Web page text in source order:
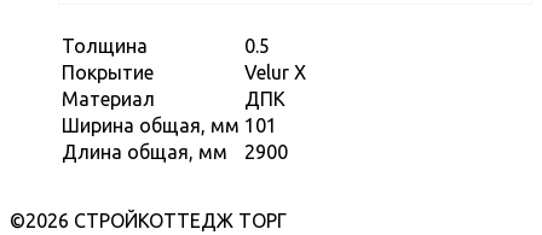
Толщина
0.5
Покрытие
Velur X
Материал
ДПК
Ширина общая, мм 101
Длина общая, мм
2900
©2026 СТРОЙКОТТЕДЖ ТОРГ